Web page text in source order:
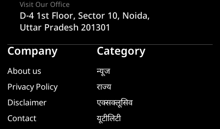
Visit Our Office
D-4 1st Floor, Sector 10, Noida,
Uttar Pradesh 201301
Company
About us
Privacy Policy
Disclaimer
Contact
Category
न्यूज
राज्य
एक्सक्लूसिव
यूटीलिटी